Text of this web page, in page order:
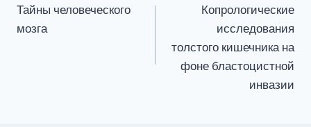
по
Тайны человеческого
мозга
Копрологические
исследования
толстого кишечника на
фоне бластоцистной
инвазии